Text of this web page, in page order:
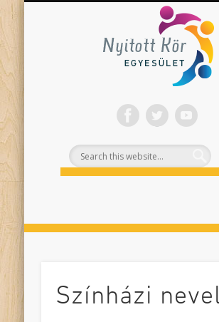
SZÍNHÁZI NEVELÉS
ONLINE PROGRAMJAINK
FELNŐTTEKNEK
PROJEKTEK
RÓLUNK
TÁMOGASS!
Színházi